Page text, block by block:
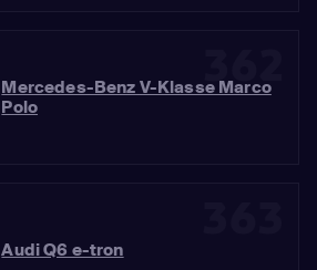
362
Mercedes-Benz V-Klasse Marco
Polo
Audi Q6 e-tron